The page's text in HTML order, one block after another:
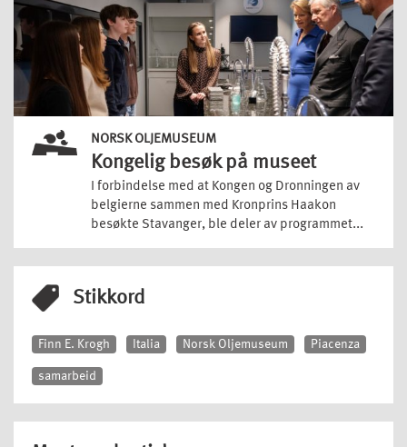
NORSK OLJEMUSEUM
Kongelig besøk på museet
I forbindelse med at Kongen og Dronningen av
belgierne sammen med Kronprins Haakon
besøkte Stavanger, ble deler av programmet...
Stikkord
Finn E. Krogh Italia Norsk Oljemuseum Piacenza
samarbeid